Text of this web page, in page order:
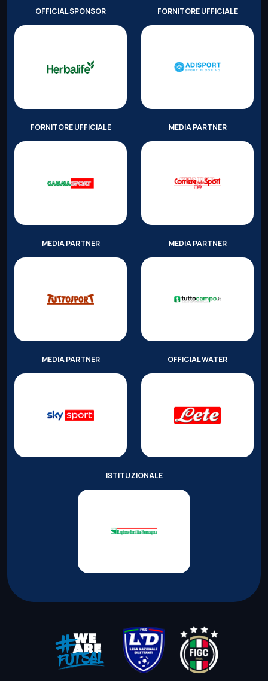
OFFICIAL SPONSOR FORNITORE UFFICIALE
FORNITORE UFFICIALE MEDIA PARTNER
MEDIA PARTNER MEDIA PARTNER
MEDIA PARTNER OFFICIAL WATER
ISTITUZIONALE